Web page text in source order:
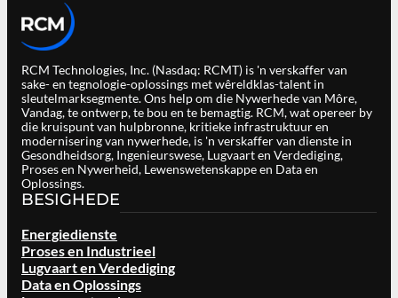
RCM Technologies, Inc. (Nasdaq: RCMT) is 'n verskaffer van
sake- en tegnologie-oplossings met wêreldklas-talent in
sleutelmarksegmente. Ons help om die Nywerhede van Môre,
Vandag, te ontwerp, te bou en te bemagtig. RCM, wat opereer by
die kruispunt van hulpbronne, kritieke infrastruktuur en
modernisering van nywerhede, is 'n verskaffer van dienste in
Gesondheidsorg, Ingenieurswese, Lugvaart en Verdediging,
Proses en Nywerheid, Lewenswetenskappe en Data en
Oplossings.
BESIGHEDE
Energiedienste
Proses en Industrieel
Lugvaart en Verdediging
Data en Oplossings